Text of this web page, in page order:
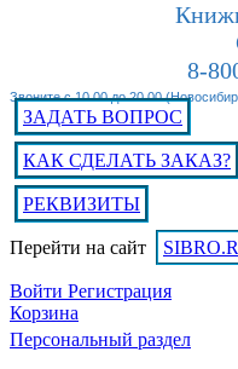
8-
Звоните с 10.00 до 20.00
ЗАДАТЬ ВОПРОС
КАК СДЕЛАТЬ ЗАКАЗ?
РЕКВИЗИТЫ
Перейти на сайт
Войти Регистрация
Корзина
Персональный раздел